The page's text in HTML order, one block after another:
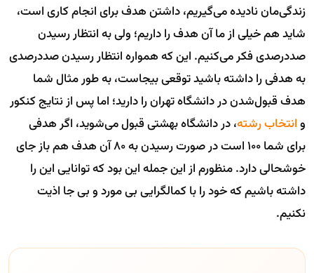
زندگی‌مان نادیده می‌گیریم، داشتن هدف برای انجام کاری است،
شاید هم خیلی از ما آن هدف را داریم؛ ولی به انتظار رسیدن
صددرصدی فکر می‌کنیم. این که همواره انتظار رسیدن صددرصدی
به هدفی را داشته باشید توقعی بیجاست، به طور مثال شما
هدف قبول‌شدن در دانشگاه تهران را دارید؛ اما پس از نتایج کنکور
وانتخاب رشته، در دانشگاه بهشتی قبول می‌شوید، اگر هدفی
برای شما 100 است در صورت رسیدن به 80 آن هدف هم باز جای
خوشحالی دارد. منظورم از این جمله این بود که توانایی این را
داشته باشیم که خود را با کمالگرایی بی مورد و بی جا اذیت
نکنیم.